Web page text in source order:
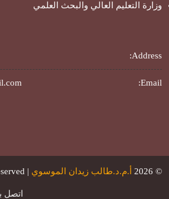
وزارة التعليم العالي والبحث العلمي
Address:
Email:
© 2026 أ.م.د.طالب زيدان الموسوي | All Rights Reserved
اتصل